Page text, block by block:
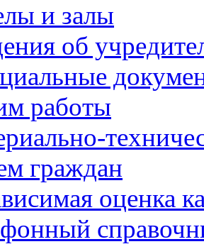
и залы
об
работы
граждан
оценка